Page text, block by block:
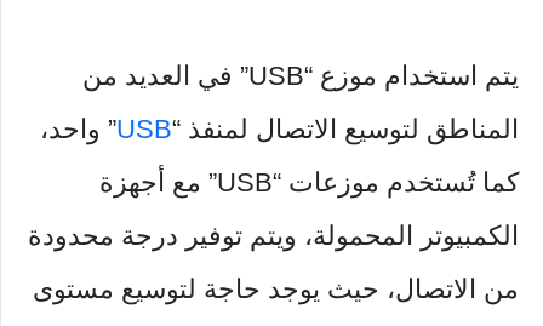
يتم استخدام موزع “USB” في العديد من
المناطق لتوسيع الاتصال لمنفذ “USB” واحد،
كما تُستخدم موزعات “USB” مع أجهزة
الكمبيوتر المحمولة، ويتم توفير درجة محدودة
من الاتصال، حيث يوجد حاجة لتوسيع مستوى